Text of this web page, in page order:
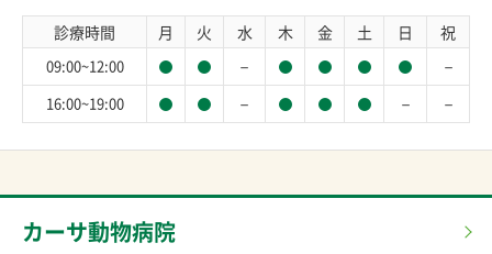
診療時間 月 火 水 木 金 土 日 祝
09:00~12:00 － －
16:00~19:00 － － －
カーサ動物病院